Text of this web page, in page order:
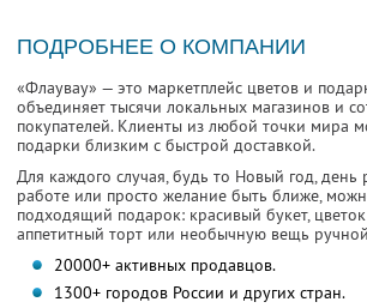
ПОДРОБНЕЕ О КОМПАНИИ
«Флаувау» — это маркетплейс цветов и
объединяет тысячи локальных магазинов и
покупателей. Клиенты из любой точки мира
подарки близким с быстрой доставкой.
Для каждого случая, будь то Новый год, день
работе или просто желание быть ближе,
подходящий подарок: красивый букет,
аппетитный торт или необычную вещь
20000+ активных продавцов.
1300+ городов России и других стран.